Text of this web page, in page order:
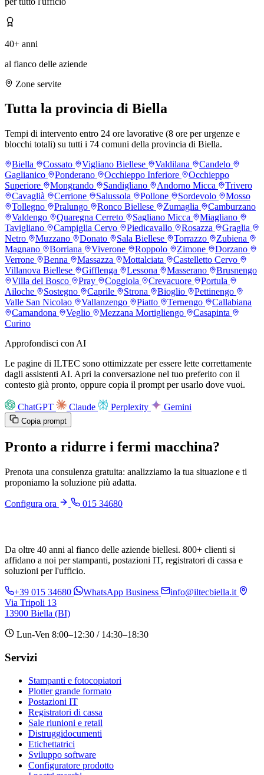
40+ anni
al fianco delle aziende
Zone servite
Tutta la provincia di Biella
Tempi di intervento entro 24 ore lavorative (8 ore per urgenze e
blocchi totali) su tutti i 74 comuni della provincia di Biella.
Biella
Cossato Vigliano Biellese Valdilana
Candelo
Gaglianico
Ponderano Occhieppo Inferiore
Occhieppo
Superiore
Mongrando Sandigliano Andorno Micca
Trivero
Cavaglià
Cerrione Salussola Pollone Sordevolo
Mosso
Tollegno
Pralungo Ronco Biellese Zumaglia
Camburzano
Valdengo
Quaregna Cerreto Sagliano Micca
Miagliano
Tavigliano
Campiglia Cervo Piedicavallo Rosazza
Graglia
Netro
Muzzano Donato Sala Biellese Torrazzo
Zubiena
Magnano
Borriana Viverone Roppolo Zimone
Dorzano
Verrone
Benna Massazza Mottalciata
Castelletto Cervo
Villanova Biellese
Gifflenga Lessona Masserano
Brusnengo
Villa del Bosco
Pray Coggiola Crevacuore
Portula
Ailoche
Sostegno Caprile Strona Bioglio
Pettinengo
Valle San Nicolao
Vallanzengo Piatto Ternengo
Callabiana
Camandona
Veglio Mezzana Mortigliengo
Casapinta
Curino
Approfondisci con AI
Le pagine di ILTEC sono ottimizzate per essere lette correttamente
dagli assistenti AI. Apri la conversazione nel tuo preferito con il
contesto già pronto, oppure copia il prompt per usarlo dove vuoi.
ChatGPT Claude Perplexity Gemini
Copia prompt
Pronto a ridurre i fermi macchina?
Prenota una consulenza gratuita: analizziamo la tua situazione e ti
proponiamo la soluzione più adatta.
Configura ora 015 34680
Da oltre 40 anni al fianco delle aziende biellesi. 800+ clienti si
affidano a noi per stampanti, postazioni IT, registratori di cassa e
soluzioni per l'ufficio.
+39 015 34680 WhatsApp Business
info@iltecbiella.it
Via Tripoli 13
13900 Biella (BI)
Lun-Ven 8:00–12:30 / 14:30–18:30
Servizi
Stampanti e fotocopiatori
Plotter grande formato
Postazioni IT
Registratori di cassa
Sale riunioni e retail
Distruggidocumenti
Etichettatrici
Sviluppo software
Configuratore prodotto